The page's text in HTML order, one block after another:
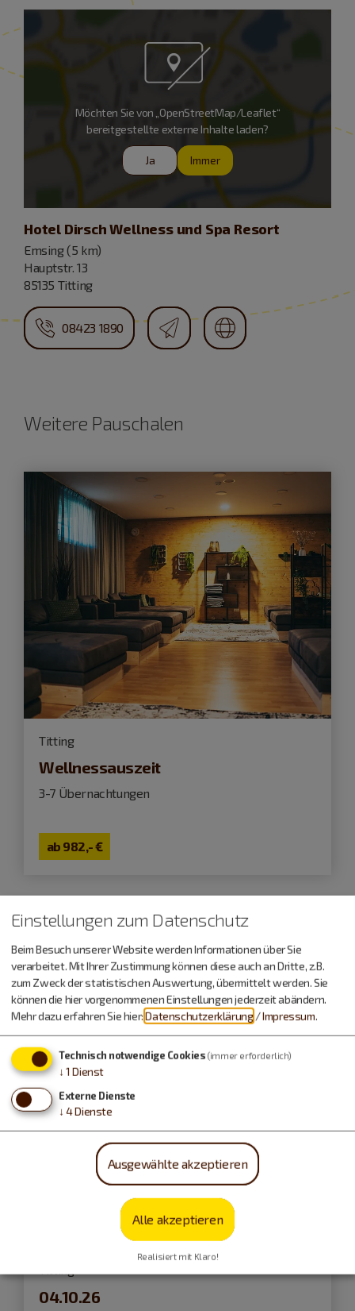
Möchten Sie von „OpenStreetMap/Leaflet“
bereitgestellte externe Inhalte laden?
Ja Immer
Hotel Dirsch Wellness und Spa Resort
Emsing (5 km)
Hauptstr. 13
85135 Titting
08423 1890
Weitere Pauschalen
Titting
Wellnessauszeit
3-7 Übernachtungen
ab 982,- €
Veranstaltungen
04.10.26
Einstellungen zum Datenschutz
Beim Besuch unserer Website werden Informationen über Sie
verarbeitet. Mit Ihrer Zustimmung können diese auch an Dritte, z.B.
zum Zweck der statistischen Auswertung, übermittelt werden. Sie
können die hier vorgenommenen Einstellungen jederzeit abändern.
Mehr dazu erfahren Sie hier:Datenschutzerklärung /Impressum.
Technisch notwendige Cookies (immer erforderlich)
↓ 1 Dienst
Externe Dienste
↓ 4Dienste
Ausgewählte akzeptieren
Alle akzeptieren
Realisiert mit Klaro!